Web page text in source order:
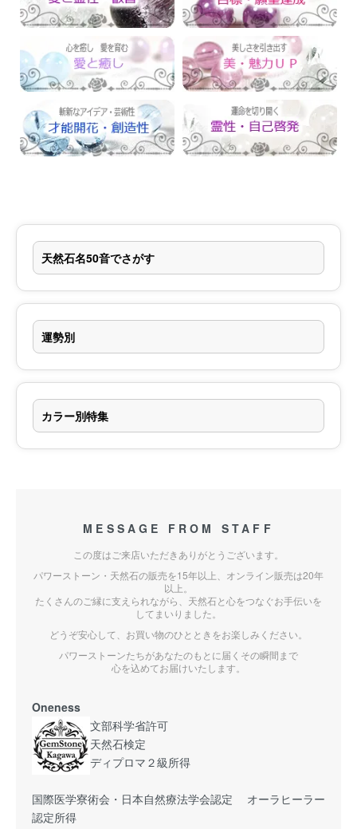
天然石名50音でさがす
運勢別
カラー別特集
MESSAGE FROM STAFF
この度はご来店いただきありがとうございます。
パワーストーン・天然石の販売を15年以上、オンライン販売は20年
以上。
たくさんのご縁に支えられながら、天然石と心をつなぐお手伝いを
してまいりました。
どうぞ安心して、お買い物のひとときをお楽しみください。
パワーストーンたちがあなたのもとに届くその瞬間まで
心を込めてお届けいたします。
Oneness
文部科学省許可
天然石検定
ディプロマ２級所得
国際医学寮術会・日本自然療法学会認定 オーラヒーラー
認定所得